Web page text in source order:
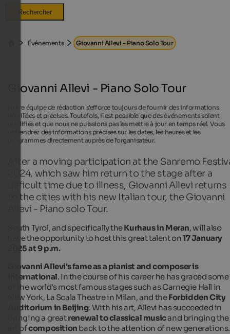
Rechercher
Événements Giovanni Allevi - Piano Solo Tour
Giovanni Allevi - Piano Solo Tour
Notre équipe de rédaction s'efforce toujours de fournir des informations
détaillées et précises. Toutefois, il est possible que des événements soient
modifiés et que nous ne puissions pas les mettre à jour en temps réel. Vous
obtiendrez des informations précises sur les dates, les heures et les
programmes directement auprès de l'organisateur.
After a moving participation at the Sanremo
2024, which saw him return to the stage after a
difficult time due to illness, Giovanni Allevi returns
to the cities with his new Italian tour, the Giovanni
Allevi - Piano solo Tour.
South Tyrol, and specifically theKurhaus in Meran, will also
have the opportunity to host this great talent on17 January
2025 at 9 p.m.
Giovanni Allevi's fame as a pianist and composer is
international. In the course of his career he has graced some
of the world's most famous stages such asCarnegie Hall in
New York, La Scala Theatre in Milan, and theForbidden City
Auditorium in Beijing. With his art, Allevi has succeeded in
bringing a greatrenewal to classical musicand bringing the
art ofcomposition back to the attention of new